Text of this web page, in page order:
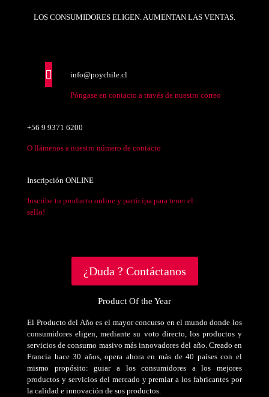
LOS CONSUMIDORES ELIGEN. AUMENTAN LAS VENTAS.
info@poychile.cl
Póngase en contacto a través de nuestro correo
+56 9 9371 6200
O llámenos a nuestro número de contacto
Inscripción ONLINE
Inscribe tu producto online y participa para tener el
sello!
¿Duda ? Contáctanos
Product Of the Year
El Producto del Año es el mayor concurso en el mundo donde los
consumidores eligen, mediante su voto directo, los productos y
servicios de consumo masivo más innovadores del año. Creado en
Francia hace 30 años, opera ahora en más de 40 países con el
mismo propósito: guiar a los consumidores a los mejores
productos y servicios del mercado y premiar a los fabricantes por
la calidad e innovación de sus productos.